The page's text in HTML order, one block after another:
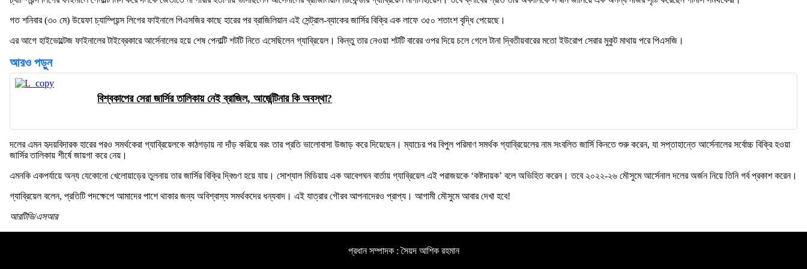
গত শনিবার (৩০ মে) উয়েফা চ্যাম্পিয়ন্স লিগের ফাইনালে পিএসজির কাছে হারের পর ব্রাজিলিয়ান এই সেন্ট্রাল-ব্যাকের জার্সির বিক্রি এক লাফে ৩৫০ শতাংশ বৃদ্ধি পেয়েছে।
এর আগে হাইভোল্টেজ ফাইনালের টাইব্রেকারে আর্সেনালের হয়ে শেষ পেনাল্টি শটটি নিতে এসেছিলেন গ্যাব্রিয়েল। কিন্তু তার নেওয়া শটটি বারের ওপর দিয়ে চলে গেলে টানা দ্বিতীয়বারের মতো ইউরোপ সেরার মুকুট মাথায় পরে পিএসজি।
আরও পড়ুন
বিশ্বকাপের সেরা জার্সির তালিকায় নেই ব্রাজিল, আর্জেন্টিনার কি অবস্থা?
দলের এমন হৃদয়বিদারক হারের পরও সমর্থকেরা গ্যাব্রিয়েলকে কাঠগড়ায় না দাঁড় করিয়ে বরং তার প্রতি ভালোবাসা উজাড় করে দিয়েছেন। ম্যাচের পর বিপুল পরিমাণ সমর্থক গ্যাব্রিয়েলের নাম সংবলিত জার্সি কিনতে শুরু করেন, যা সপ্তাহান্তে আর্সেনালের সর্বোচ্চ বিক্রি হওয়া
জার্সির তালিকায় শীর্ষে জায়গা করে নেয়।
এমনকি একপর্যায়ে অন্য যেকোনো খেলোয়াড়ের তুলনায় তার জার্সির বিক্রি দ্বিগুণ হয়ে যায়। সোশ্যাল মিডিয়ায় এক আবেগঘন বার্তায় গ্যাব্রিয়েল এই পরাজয়কে ‘কষ্টদায়ক’ বলে অভিহিত করেন। তবে ২০২২-২৬ মৌসুমে আর্সেনাল দলের অর্জন নিয়ে তিনি গর্ব প্রকাশ করেন।
গ্যাব্রিয়েল বলেন, প্রতিটি পদক্ষেপে আমাদের পাশে থাকার জন্য অবিশ্বাস্য সমর্থকদের ধন্যবাদ। এই যাত্রার গৌরব আপনাদেরও প্রাপ্য। আগামী মৌসুমে আবার দেখা হবে!
আরটিভি/এসআর
প্রধান সম্পাদক : সৈয়দ আশিক রহমান